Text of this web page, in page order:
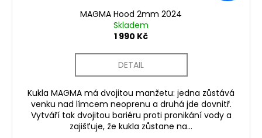
MAGMA Hood 2mm 2024
Skladem
1 990 Kč
DETAIL
Kukla MAGMA má dvojitou manžetu: jedna zůstává
venku nad límcem neoprenu a druhá jde dovnitř.
Vytváří tak dvojitou bariéru proti pronikání vody a
zajišťuje, že kukla zůstane na...